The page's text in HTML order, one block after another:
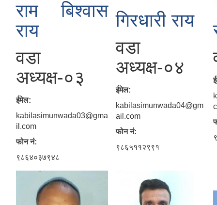
राम बिश्वास
राय
वडा
अध्यक्ष-०३
ईमेल:
kabilasimunwada03@gma
il.com
फोन नं:
९८६४०३७९४८
गिरधारी राय
वडा
अध्यक्ष-०४
ईमेल:
kabilasimunwada04@gm
ail.com
फोन नं:
९८६५११२९९१